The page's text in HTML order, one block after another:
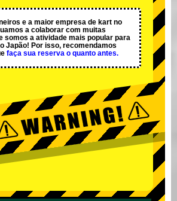
e a maior empresa de kart no
a colaborar com muitas
somos a atividade mais popular para
Japão! Por isso, recomendamos
faça sua reserva o quanto antes.